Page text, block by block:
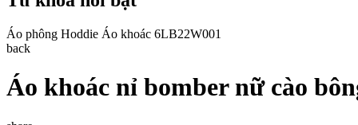
Áo phông Hoddie Áo khoác 6LB22W001
back
Áo khoác nỉ bomber nữ cào